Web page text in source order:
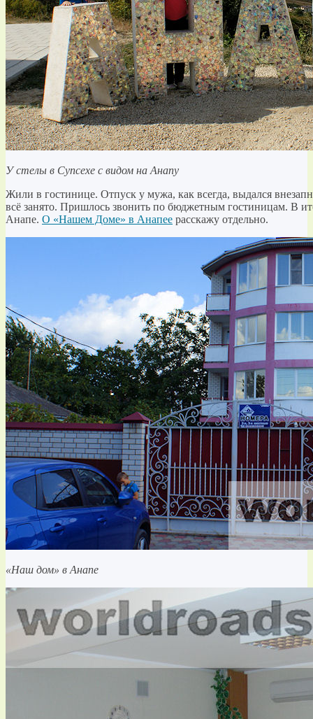
У стелы в Супсехе с видом на Анапу
Жили в гостинице. Отпуск у мужа, как всегда, выдался
всё занято. Пришлось звонить по бюджетным гостиницам. В
Анапе. О «Нашем Доме» в Анапеe расскажу отдельно.
«Наш дом» в Анапе